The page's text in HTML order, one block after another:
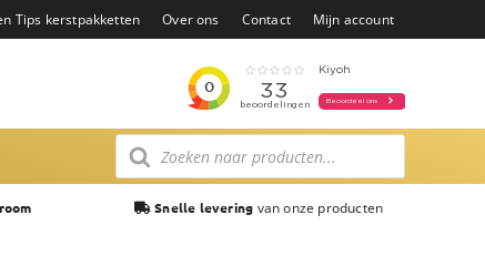
Tips kerstpakketten Over ons Contact Mijn account
Producten
zoeken
Snelle levering van onze producten